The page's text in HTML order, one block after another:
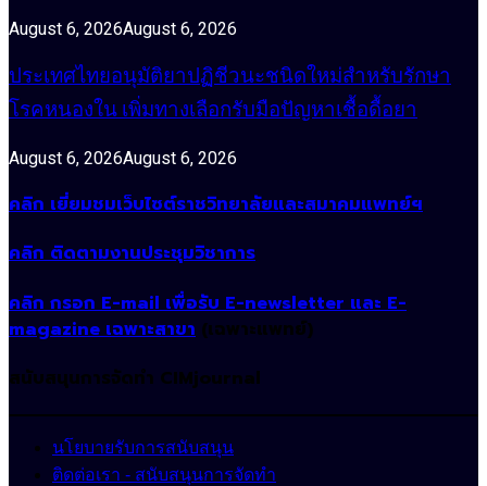
August 6, 2026August 6, 2026
ประเทศไทยอนุมัติยาปฏิชีวนะชนิดใหม่สำหรับรักษา
โรคหนองใน เพิ่มทางเลือกรับมือปัญหาเชื้อดื้อยา
August 6, 2026August 6, 2026
คลิก เยี่ยมชมเว็บไซต์ราชวิทยาลัยและสมาคมแพทย์ฯ
คลิก ติดตามงานประชุมวิชาการ
คลิก กรอก E-mail เพื่อรับ E-newsletter และ E-
magazine เฉพาะสาขา (เฉพาะแพทย์)
สนับสนุนการจัดทำ CIMjournal
นโยบายรับการสนับสนุน
ติดต่อเรา - สนับสนุนการจัดทำ